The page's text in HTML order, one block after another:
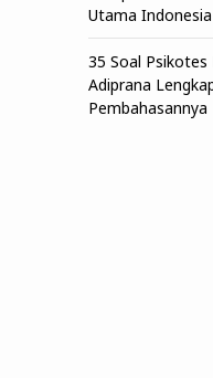
Utama
35 Soal
Adiprana
Pembahasannya